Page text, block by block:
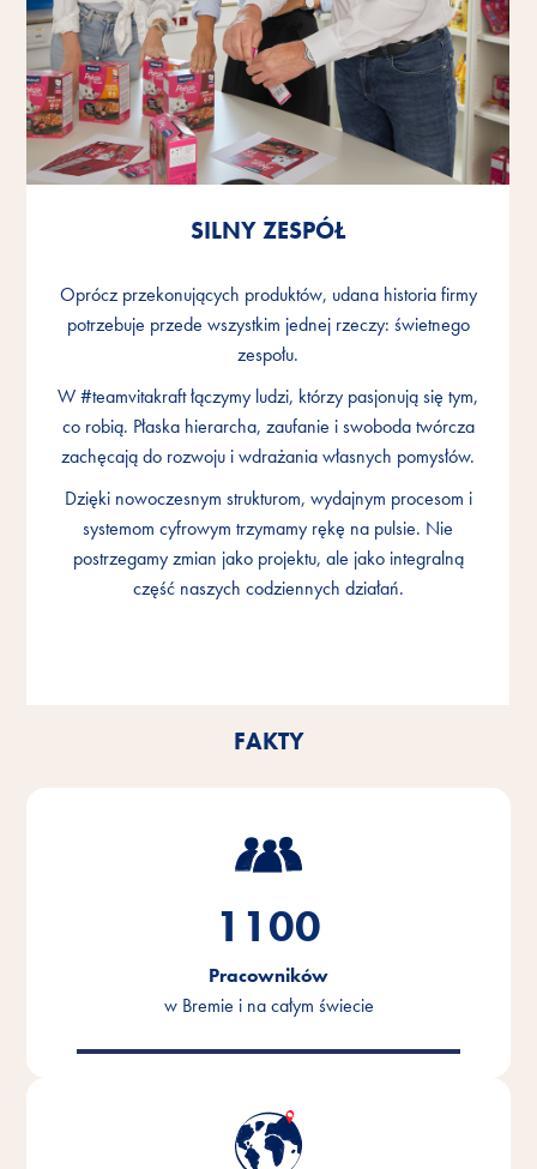
SILNY ZESPÓŁ
Oprócz przekonujących produktów, udana historia firmy
potrzebuje przede wszystkim jednej rzeczy: świetnego
zespołu.
W #teamvitakraft łączymy ludzi, którzy pasjonują się tym,
co robią. Płaska hierarcha, zaufanie i swoboda twórcza
zachęcają do rozwoju i wdrażania własnych pomysłów.
Dzięki nowoczesnym strukturom, wydajnym procesom i
systemom cyfrowym trzymamy rękę na pulsie. Nie
postrzegamy zmian jako projektu, ale jako integralną
część naszych codziennych działań.
SILNY ZESPÓŁ
Oprócz przekonujących produktów, udana historia firmy
potrzebuje przede wszystkim jednej rzeczy: świetnego
zespołu.
W #teamvitakraft łączymy ludzi, którzy pasjonują się tym,
co robią. Płaska hierarcha, zaufanie i swoboda twórcza
zachęcają do rozwoju i wdrażania własnych pomysłów.
Dzięki nowoczesnym strukturom, wydajnym procesom i
systemom cyfrowym trzymamy rękę na pulsie. Nie
postrzegamy zmian jako projektu, ale jako integralną
część naszych codziennych działań.
SILNY ZESPÓŁ
Oprócz przekonujących produktów, udana historia firmy
potrzebuje przede wszystkim jednej rzeczy: świetnego
zespołu.
W #teamvitakraft łączymy ludzi, którzy pasjonują się tym,
co robią. Płaska hierarcha, zaufanie i swoboda twórcza
zachęcają do rozwoju i wdrażania własnych pomysłów.
Dzięki nowoczesnym strukturom, wydajnym procesom i
systemom cyfrowym trzymamy rękę na pulsie. Nie
postrzegamy zmian jako projektu, ale jako integralną
część naszych codziennych działań.
FAKTY
1100
Pracowników
w Bremie i na całym świecie